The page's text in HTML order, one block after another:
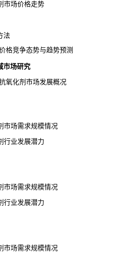
场价格走势
法
竞争态势与趋势预测
市场研究
氧化剂市场发展概况
场需求规模情况
业发展潜力
场需求规模情况
业发展潜力
场需求规模情况